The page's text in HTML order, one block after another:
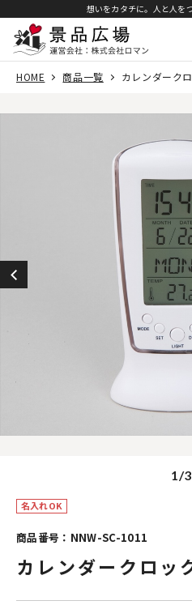
想いをカタチに。人と人を
HOME 商品一覧 カレンダーク
1/3
名入れOK
商品番号：NNW-SC-1011
カレンダークロッ